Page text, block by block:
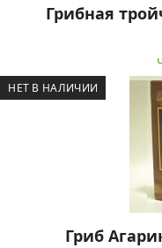
Грибная
НЕТ В НАЛИЧИИ
Гриб